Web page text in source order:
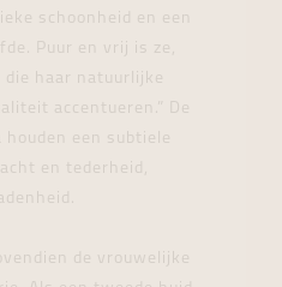
schoonheid en een
Puur en vrij is ze,
haar natuurlijke
accentueren.” De
een subtiele
en tederheid,
de vrouwelijke